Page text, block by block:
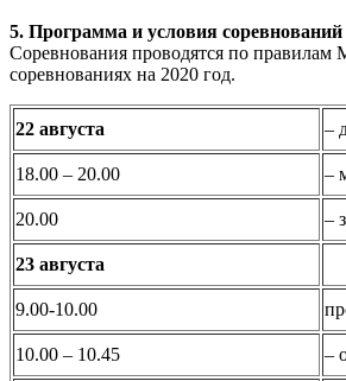
5. Программа и условия соревнований
Соревнования проводятся по
соревнованиях на 2020 год.
22 августа –
18.00 – 20.00 –
20.00 –
23 августа
9.00-10.00
10.00 – 10.45 –